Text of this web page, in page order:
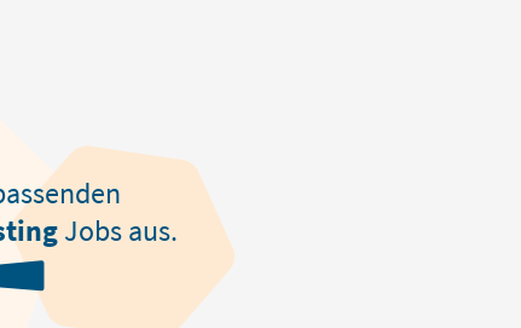
Jobs aus.